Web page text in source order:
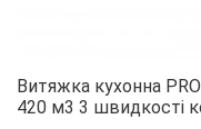
Витяжка кухонна
420 м3 3 швидкості